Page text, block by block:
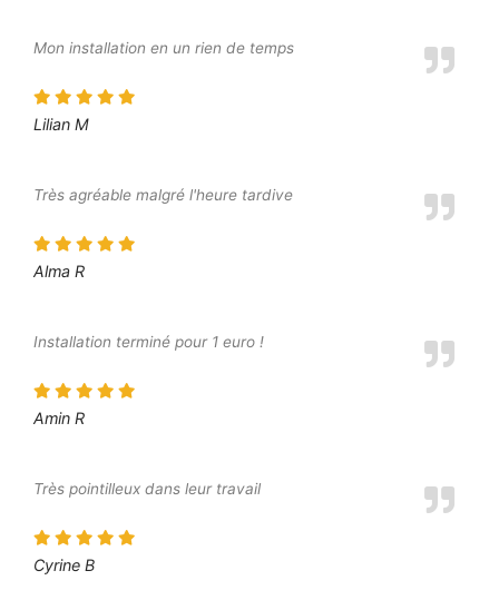
Mon installation en un rien de temps
Lilian M
Très agréable malgré l'heure tardive
Alma R
Installation terminé pour 1 euro !
Amin R
Très pointilleux dans leur travail
Cyrine B